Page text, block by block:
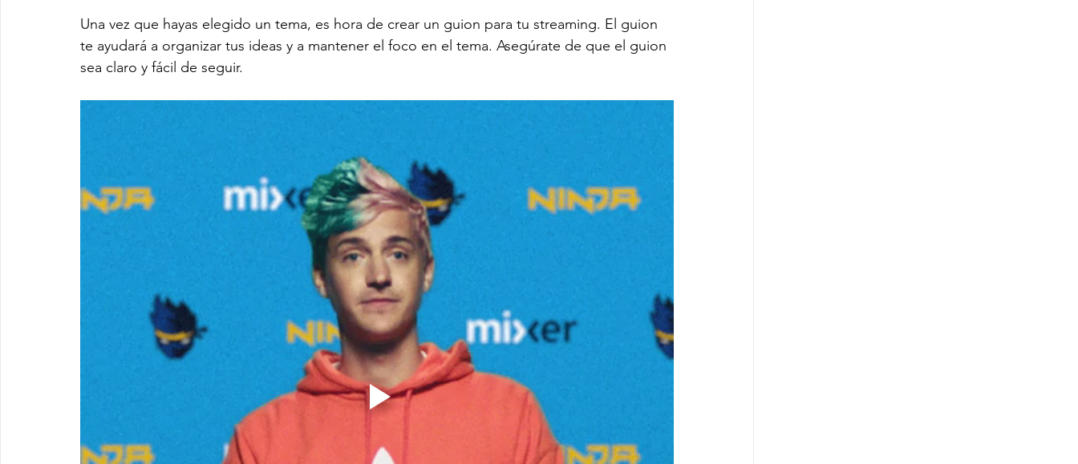
Una vez que hayas elegido un tema, es hora de crear un guion para tu streaming. El guion
te ayudará a organizar tus ideas y a mantener el foco en el tema. Asegúrate de que el guion
sea claro y fácil de seguir.